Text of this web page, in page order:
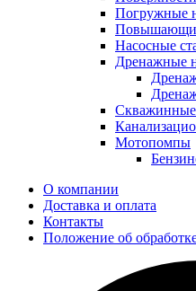
Погружные
Насосные
Дренажные
Мотопомпы
О компании
Доставка и оплата
Контакты
Положение об